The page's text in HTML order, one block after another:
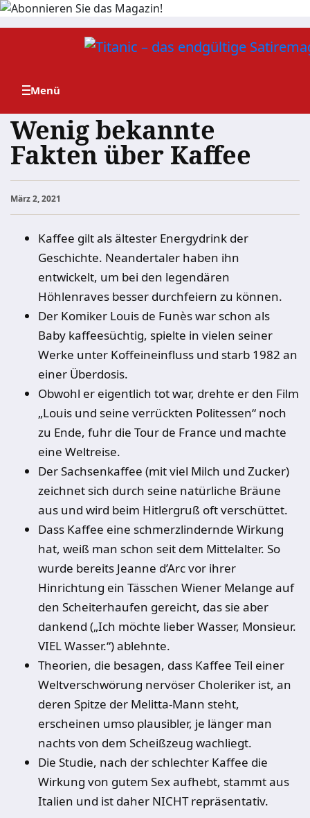
Zum
Wenig bekannte
Fakten über Kaffee
März 2, 2021
Kaffee gilt als ältester Energydrink der
Geschichte. Neandertaler haben ihn
entwickelt, um bei den legendären
Höhlenraves besser durchfeiern zu können.
Der Komiker Louis de Funès war schon als
Baby kaffeesüchtig, spielte in vielen seiner
Werke unter Koffeineinfluss und starb 1982 an
einer Überdosis.
Obwohl er eigentlich tot war, drehte er den Film
„Louis und seine verrückten Politessen“ noch
zu Ende, fuhr die Tour de France und machte
eine Weltreise.
Der Sachsenkaffee (mit viel Milch und Zucker)
zeichnet sich durch seine natürliche Bräune
aus und wird beim Hitlergruß oft verschüttet.
Dass Kaffee eine schmerzlindernde Wirkung
hat, weiß man schon seit dem Mittelalter. So
wurde bereits Jeanne d’Arc vor ihrer
Hinrichtung ein Tässchen Wiener Melange auf
den Scheiterhaufen gereicht, das sie aber
dankend („Ich möchte lieber Wasser, Monsieur.
VIEL Wasser.“) ablehnte.
Theorien, die besagen, dass Kaffee Teil einer
Weltverschwörung nervöser Choleriker ist, an
deren Spitze der Melitta-Mann steht,
erscheinen umso plausibler, je länger man
nachts von dem Scheißzeug wachliegt.
Die Studie, nach der schlechter Kaffee die
Wirkung von gutem Sex aufhebt, stammt aus
Italien und ist daher NICHT repräsentativ.